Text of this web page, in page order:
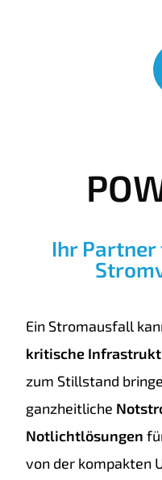
Ihr
Ein Stromausfall
kritische
zum Stillstand
ganzheitliche
Notlichtlösungen
von der kompakten